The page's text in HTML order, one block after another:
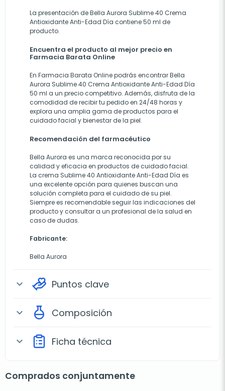
La presentación de Bella Aurora Sublime 40 Crema
Antioxidante Anti-Edad Día contiene 50 ml de
producto.
Encuentra el producto al mejor precio en
Farmacia Barata Online
En Farmacia Barata Onlinepodrás encontrar Bella
Aurora Sublime 40 Crema Antioxidante Anti-Edad Día
50 ml a un precio competitivo. Además, disfruta de la
comodidad de recibir tu pedido en 24/48 horas y
explora una amplia gama de productos para el
cuidado facial y bienestar de la piel.
Recomendación del farmacéutico
Bella Aurora es una marca reconocida por su
calidad y eficacia en productos de cuidado facial.
La crema Sublime 40 Antioxidante Anti-Edad Día es
una excelente opción para quienes buscan una
solución completa para el cuidado de su piel.
Siempre es recomendable seguir las indicaciones del
producto y consultar a un profesional de la salud en
caso de dudas.
Fabricante:
Bella Aurora
expand_more Puntos clave
expand_more Composición
expand_more Ficha técnica
Comprados conjuntamente